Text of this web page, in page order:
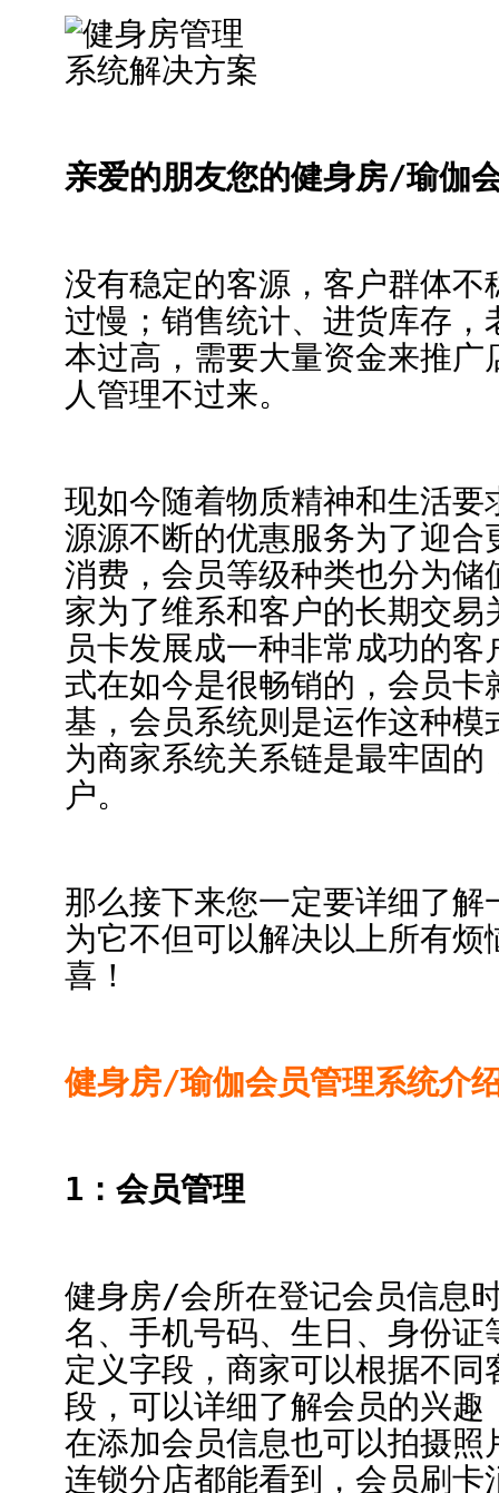
亲爱的朋友您的健身房/瑜伽
没有稳定的客源，客户群体
过慢；销售统计、进货库存
本过高，需要大量资金来推
人管理不过来。
现如今随着物质精神和生活
源源不断的优惠服务为了迎
消费，会员等级种类也分为
家为了维系和客户的长期交
员卡发展成一种非常成功的
式在如今是很畅销的，会员
基，会员系统则是运作这种
为商家系统关系链是最牢固
户。
那么接下来您一定要详细了
为它不但可以解决以上所有
喜！
健身房/瑜伽会员管理系统介
1：会员管理
健身房/会所在登记会员信息
名、手机号码、生日、身份
定义字段，商家可以根据不
段，可以详细了解会员的兴
在添加会员信息也可以拍摄
连锁分店都能看到，会员刷